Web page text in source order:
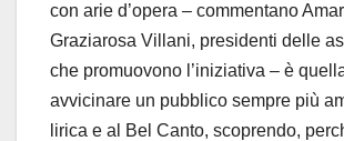
con arie d’opera – commentano
Graziarosa Villani, presidenti delle
che promuovono l’iniziativa – è
avvicinare un pubblico sempre più
lirica e al Bel Canto, scoprendo,